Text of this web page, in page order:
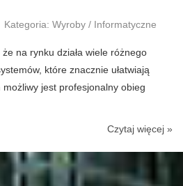
Kategoria: Wyroby / Informatyczne
na rynku działa wiele różnego
które znacznie ułatwiają
jest profesjonalny obieg
Czytaj więcej »